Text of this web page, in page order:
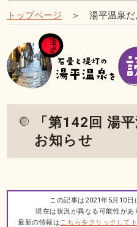
トップページ ＞ 湯平温泉だ
「第142回 湯
お知らせ
この記事は2021年5月10日
現在は状況が異なる可能性があ
最新の情報はこちらをクリックして